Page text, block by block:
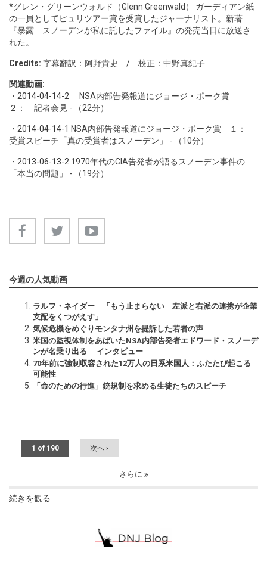
*グレン・グリーンウォルド（Glenn Greenwald） ガーディアン紙
の一員としてピュリツアー賞を受賞したジャーナリスト。新著
『暴露 スノーデンが私に託したファイル』の発売当日に放送さ
れた。
Credits: 字幕翻訳：阿野貴史 / 校正：中野真紀子
関連動画:
・ 2014-04-14-2 NSA内部告発報道にジョージ・ポーク賞
２： 記者会見 - （22分）
・ 2014-04-14-1 NSA内部告発報道にジョージ・ポーク賞 １：
受賞スピーチ「真の受賞者はスノーデン」 - （10分）
・ 2013-06-13-2 1970年代のCIA告発者が語るスノーデン事件の
「本当の問題」 - （19分）
今週の人気動画
ラルフ・ネイダー 「もう止まらない 左派と右派の連携が企業
支配をくつがえす」
気候危機をめぐりモンタナ州を提訴した若者の声
米国の監視体制をあばいたNSA内部告発者エドワード・スノーデ
ンが名乗り出る インタビュー
70年前に強制収容された12万人の日系米国人：ふたたび起こる
可能性
「命のための行進」銃規制を求める生徒たちのスピーチ
1 of 190 次へ ›
さらに
続きを観る